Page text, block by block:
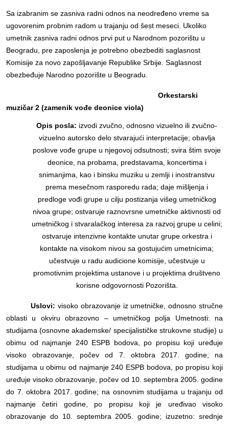
Sa izabranim se zasniva radni odnos na neodređeno vreme sa
ugovorenim probnim radom u trajanju od šest meseci. Ukoliko
umetnik zasniva radni odnos prvi put u Narodnom pozorištu u
Beogradu, pre zaposlenja je potrebno obezbediti saglasnost
Komisije za novo zapošljavanje Republike Srbije. Saglasnost
obezbeđuje Narodno pozorište u Beogradu.
Orkestarski
muzičar 2 (zamenik vođe deonice viola)
Opis posla: izvodi zvučno, odnosno vizuelno ili zvučno-
vizuelno autorsko delo stvarajući interpretacije; obavlja
poslove vođe grupe u njegovoj odsutnosti; svira štim svoje
deonice, na probama, predstavama, koncertima i
snimanjima, kao i binsku muziku u zemlji i inostranstvu
prema mesečnom rasporedu rada; daje mišljenja i
predloge vođi grupe u cilju postizanja višeg umetničkog
nivoa grupe; ostvaruje raznovrsne umetničke aktivnosti od
umetničkog i stvaralačkog interesa za razvoj grupe u celini;
ostvaruje intenzivne kontakte unutar grupe orkestra i
kontakte na visokom nivou sa gostujućim umetnicima;
učestvuje u radu audicione komisije, učestvuje u
promotivnim projektima ustanove i u projektima društveno
korisne odgovornosti Pozorišta.
Uslovi: visoko obrazovanje iz umetničke, odnosno stručne
oblasti u okviru obrazovno – umetničkog polja Umetnosti: na
studijama (osnovne akademske/ specijalističke strukovne studije) u
obimu od najmanje 240 ESPB bodova, po propisu koji uređuje
visoko obrazovanje, počev od 7. oktobra 2017. godine; na
studijama u obimu od najmanje 240 ESPB bodova, po propisu koji
uređuje visoko obrazovanje, počev od 10. septembra 2005. godine
do 7. oktobra 2017. godine; na osnovnim studijama u trajanju od
najmanje četiri godine, po propisu koji je uređivao visoko
obrazovanje do 10. septembra 2005. godine; izuzetno: srednje